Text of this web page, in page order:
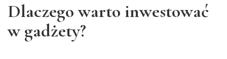
Dlaczego warto inwestować
w gadżety?